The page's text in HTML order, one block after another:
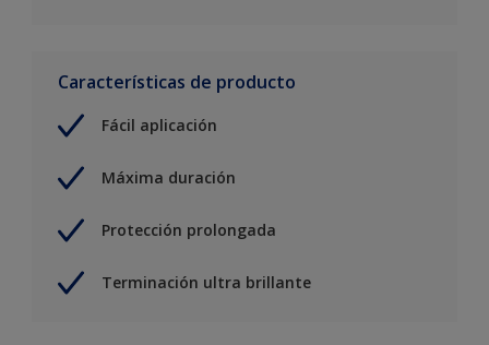
Características de producto
Fácil aplicación
Máxima duración
Protección prolongada
Terminación ultra brillante